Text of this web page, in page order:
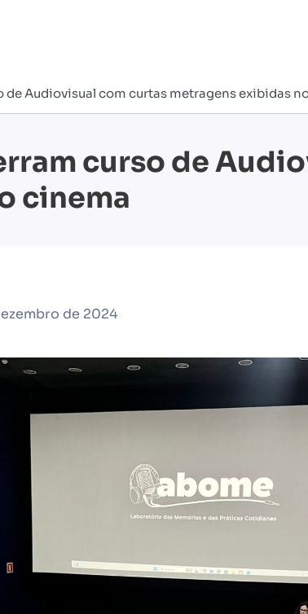
de Audiovisual com curtas metragens exibidas
curso de
cinema
de 2024